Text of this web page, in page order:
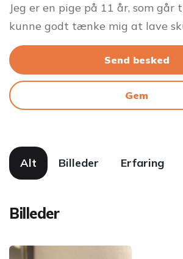
Jeg er en pige på 11 år, som går
kunne godt tænke mig at lave
Send besked
Gem
Alt Billeder Erfaring
Billeder